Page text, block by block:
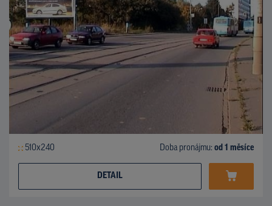
510x240 Doba pronájmu: od 1 měsíce
DETAIL